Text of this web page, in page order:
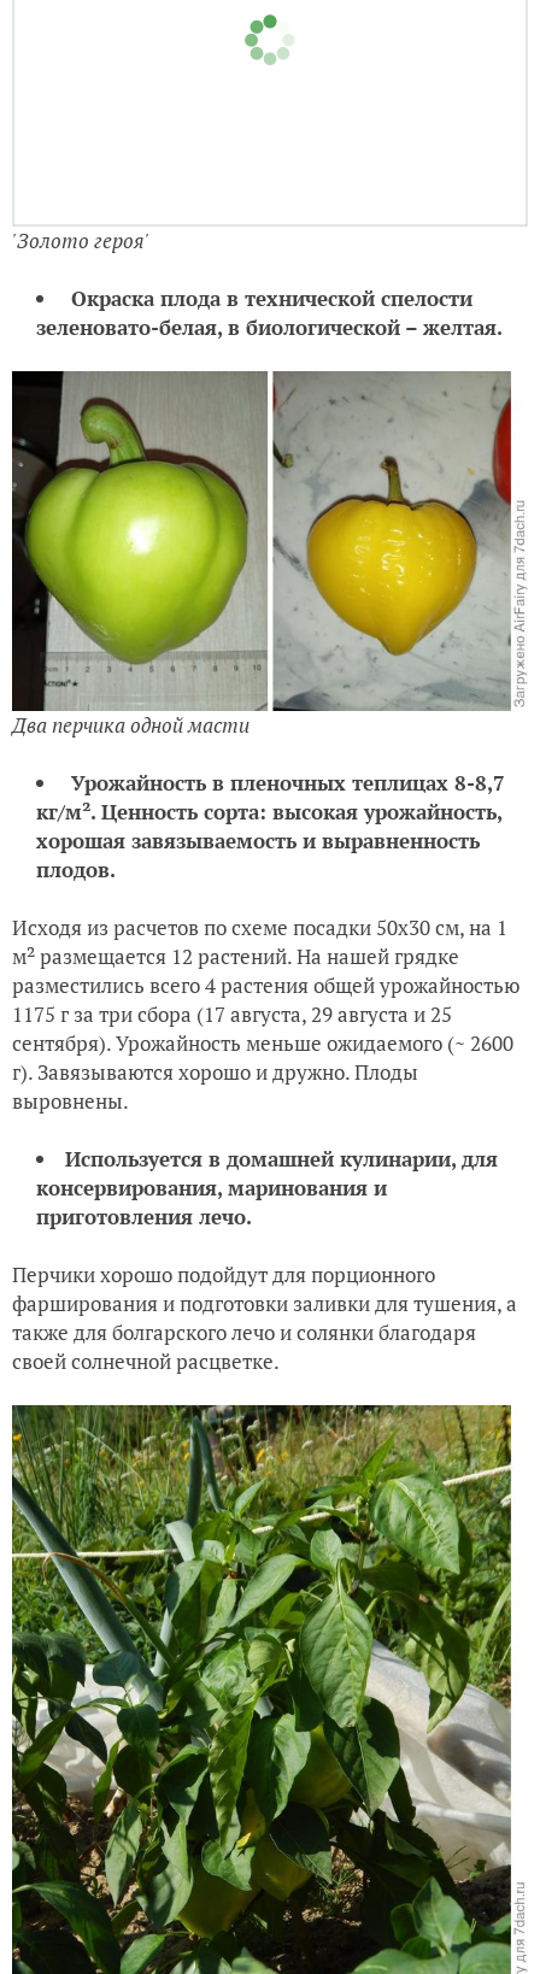
Плоды плотные. Стенки толстые — больше 10 мм. По
вкусу — не особо сладкий, но очень сочный.
'Золото героя'
Окраска плода в технической спелости
зеленовато-белая, в биологической – желтая.
Два перчика одной масти
Урожайность в пленочных теплицах 8-8,7
кг/м². Ценность сорта: высокая урожайность,
хорошая завязываемость и выравненность
плодов.
Исходя из расчетов по схеме посадки50х30 см,на 1
м² размещается 12 растений. На нашей грядке
разместились всего 4 растения общей урожайностью
1175 г за три сбора (17 августа, 29 августа и 25
сентября). Урожайность меньше ожидаемого (~ 2600
г). Завязываются хорошо и дружно. Плоды
выровнены.
Используется в домашней кулинарии, для
консервирования, маринования и
приготовления лечо.
Перчики хорошо подойдут для порционного
фарширования и подготовки заливки для тушения, а
также для болгарского лечо и солянки благодаря
своей солнечной расцветке.